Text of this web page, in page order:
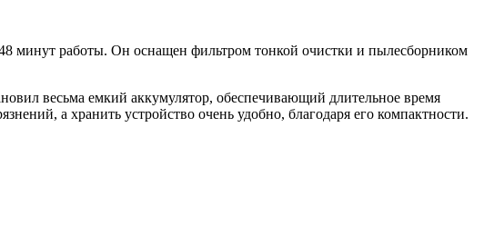
минут работы. Он оснащен фильтром тонкой очистки и пылесборником
весьма емкий аккумулятор, обеспечивающий длительное время
а хранить устройство очень удобно, благодаря его компактности.